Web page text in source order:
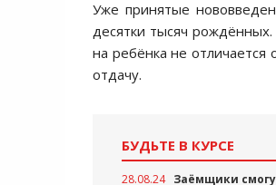
Уже принятые
десятки тысяч
на ребёнка не отличается
отдачу.
БУДЬТЕ В КУРСЕ
28.08.24 Заёмщики